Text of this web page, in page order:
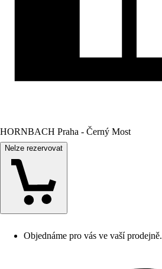
HORNBACH Praha - Černý Most
Nelze rezervovat
Objednáme pro vás ve vaší prodejně.